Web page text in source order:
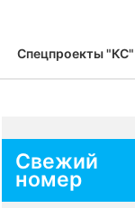
Спецпроекты "КС"
Свежий
номер